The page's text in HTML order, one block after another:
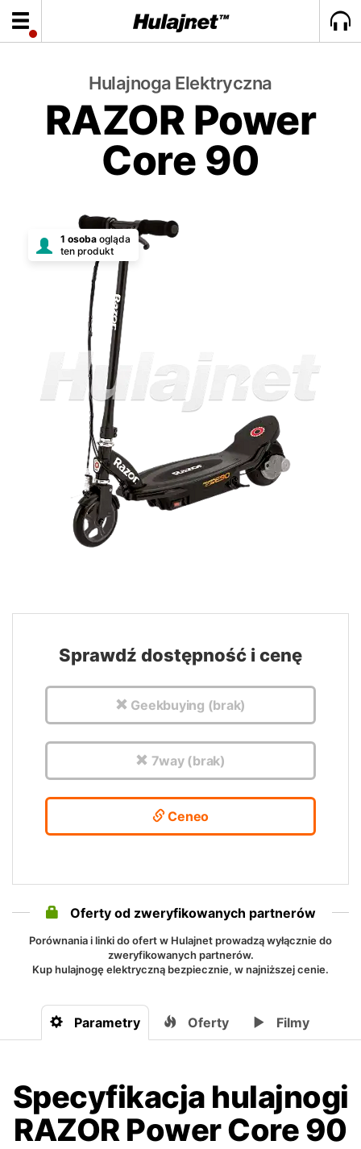
Hulajnoga Elektryczna
RAZOR Power
Core 90
1 osoba ogląda
ten produkt
Sprawdź dostępność i cenę
Geekbuying (brak)
7way (brak)
Ceneo
Oferty od zweryfikowanych partnerów
Porównania i linki do ofert w Hulajnet prowadzą wyłącznie do
zweryfikowanych partnerów.
Kup hulajnogę elektryczną bezpiecznie, w najniższej cenie.
Parametry Oferty Filmy
Specyfikacja hulajnogi
RAZOR Power Core 90